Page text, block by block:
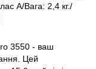
A/Вага: 2,4 кг./
3550 - ваш
Цей